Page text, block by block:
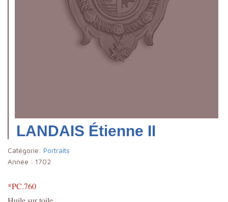
LANDAIS Étienne II
Catégorie: Portraits
Année : 1702
*PC.760